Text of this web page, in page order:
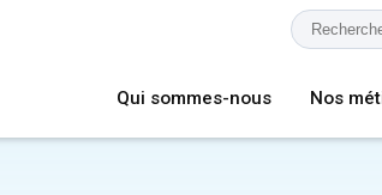
Qui sommes-nous Nos